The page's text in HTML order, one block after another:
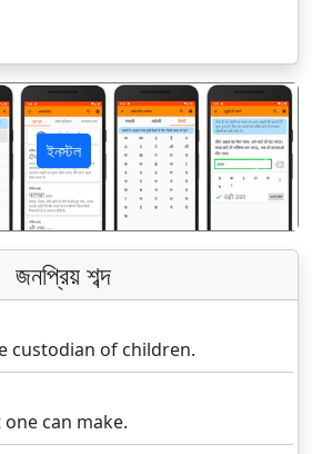
ইনস্টল
अगला
জনপ্রিয় শব্দ
custodian of children.
can make.